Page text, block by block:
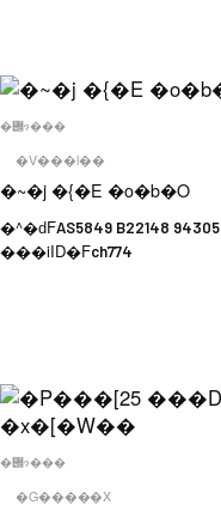
�݌ɂ���
�V���l��
�~�j �{�E �o�b�O
�^�ԁFAS5849 B22148 94305
���iID�Fch774
�݌ɂ���
�G�����X